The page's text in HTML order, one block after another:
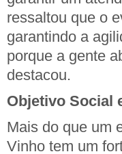
ressaltou que o
garantindo a
porque a gente
destacou.
Objetivo Social
Mais do que um
Vinho tem um